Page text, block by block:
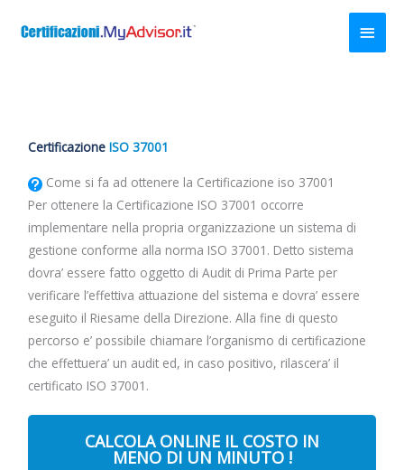
CertificazioneISO 37001
Come si fa ad ottenere la Certificazione iso 37001
Per ottenere la Certificazione ISO 37001 occorre
implementare nella propria organizzazione un sistema di
gestione conforme alla norma ISO 37001. Detto sistema
dovra’ essere fatto oggetto di Audit di Prima Parte per
verificare l’effettiva attuazione del sistema e dovra’ essere
eseguito il Riesame della Direzione. Alla fine di questo
percorso e’ possibile chiamare l’organismo di certificazione
che effettuera’ un audit ed, in caso positivo, rilascera’ il
certificato ISO 37001.
CALCOLA ONLINE IL COSTO IN
MENO DI UN MINUTO !